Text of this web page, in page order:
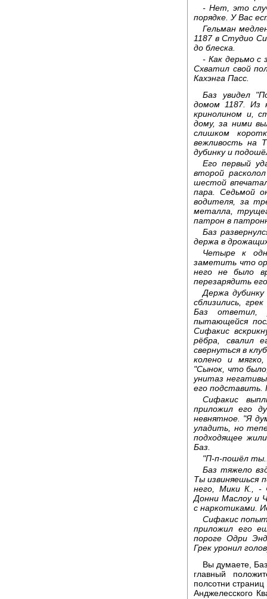
- Нет, это
порядке. У Вас
Гельман
1187 в Студио
до блеска.
- Как дерьмо с
Схватил свой
Кахэнга Пасс.
Баз увидел
домом 1187. Из
кринолином и,
дому, за ними
слишком
вежливость на
дубинку и
Его первый
второй
шестой
пара. Седьмой
водителя, за
металла,
патрон в
Баз
держа в
Четыре к
заметить что
него не было
перезарядить
Держа
сблизились,
Баз ответил,
пытающейся
Сифакис
рёбра, свалил
свернуться в
колено и мягко,
"Сынок, что
унитаз
его подставить.
Сифакис
приложил его
невнятное. "Я
уладить, но
подходящее
Баз.
"П-п-пошёл
Баз тяжело
Ты извиняешься
него, Мики К., -
Донни Маслоу и
с наркотиками.
Сифакис
приложил его
пороге Одри
Грек уронил
Вы думаете,
главный
полсотни
Анджелесского